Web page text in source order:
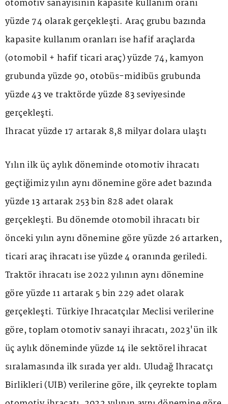
otomotiv sanayisinin kapasite kullanım oranı
yüzde 74 olarak gerçekleşti. Araç grubu bazında
kapasite kullanım oranları ise hafif araçlarda
(otomobil + hafif ticari araç) yüzde 74, kamyon
grubunda yüzde 90, otobüs-midibüs grubunda
yüzde 43 ve traktörde yüzde 83 seviyesinde
gerçekleşti.
İhracat yüzde 17 artarak 8,8 milyar dolara ulaştı
Yılın ilk üç aylık döneminde otomotiv ihracatı
geçtiğimiz yılın aynı dönemine göre adet bazında
yüzde 13 artarak 253 bin 828 adet olarak
gerçekleşti. Bu dönemde otomobil ihracatı bir
önceki yılın aynı dönemine göre yüzde 26 artarken,
ticari araç ihracatı ise yüzde 4 oranında geriledi.
Traktör ihracatı ise 2022 yılının aynı dönemine
göre yüzde 11 artarak 5 bin 229 adet olarak
gerçekleşti. Türkiye İhracatçılar Meclisi verilerine
göre, toplam otomotiv sanayi ihracatı, 2023'ün ilk
üç aylık döneminde yüzde 14 ile sektörel ihracat
sıralamasında ilk sırada yer aldı. Uludağ İhracatçı
Birlikleri (UİB) verilerine göre, ilk çeyrekte toplam